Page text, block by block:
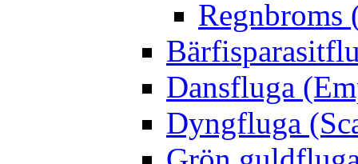
Regnbroms
Dansfluga
Dyngfluga